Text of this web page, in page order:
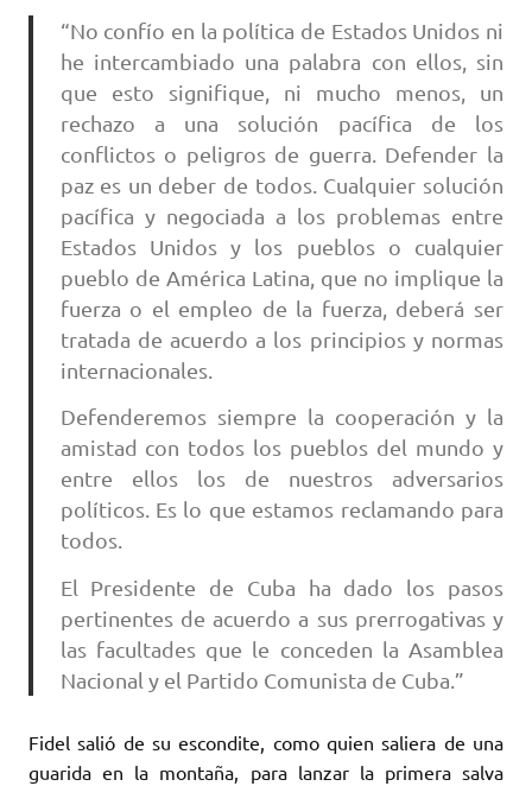
“No confío en la política de Estados Unidos ni
he intercambiado una palabra con ellos, sin
que esto signifique, ni mucho menos, un
rechazo a una solución pacífica de los
conflictos o peligros de guerra. Defender la
paz es un deber de todos. Cualquier solución
pacífica y negociada a los problemas entre
Estados Unidos y los pueblos o cualquier
pueblo de América Latina, que no implique la
fuerza o el empleo de la fuerza, deberá ser
tratada de acuerdo a los principios y normas
internacionales.
Defenderemos siempre la cooperación y la
amistad con todos los pueblos del mundo y
entre ellos los de nuestros adversarios
políticos. Es lo que estamos reclamando para
todos.
El Presidente de Cuba ha dado los pasos
pertinentes de acuerdo a sus prerrogativas y
las facultades que le conceden la Asamblea
Nacional y el Partido Comunista de Cuba.”
Fidel salió de su escondite, como quien saliera de una
guarida en la montaña, para lanzar la primera salva